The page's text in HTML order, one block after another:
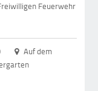
Feuerwehr
Auf dem